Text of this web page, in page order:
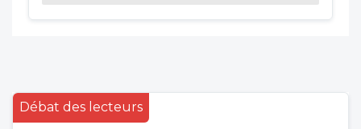
Débat des lecteurs